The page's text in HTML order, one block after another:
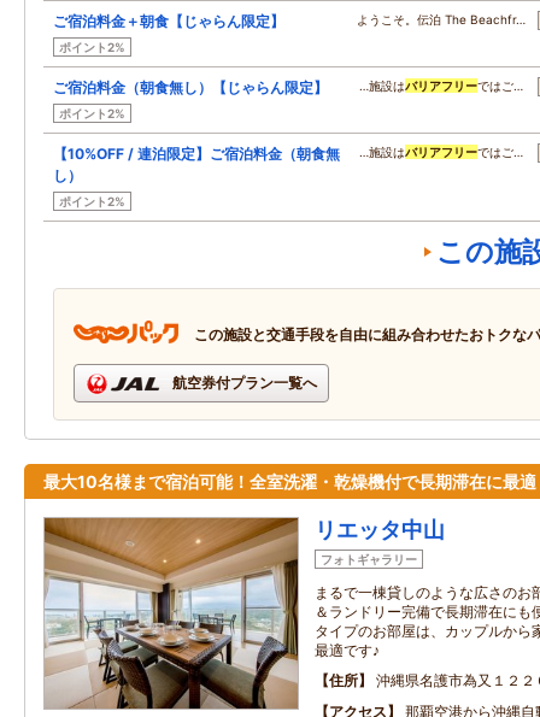
ご宿泊料金＋朝食【じゃらん限定】
ポイント2%
ようこそ。伝泊 The Beachfr…
ご宿泊料金（朝食無し）【じゃらん限定】
ポイント2%
…施設はバリアフリーではご…
【10%OFF / 連泊限定】ご宿泊料金（朝食無
し）
ポイント2%
…施設はバリアフリーではご…
この施
この施設と交通手段を自由に組み合わせたおトクな
航空券付プラン一覧へ
最大10名様まで宿泊可能！全室洗濯・乾燥機付で長期滞在に最適
リエッタ中山
フォトギャラリー
まるで一棟貸しのような広さの
＆ランドリー完備で長期滞在にも
タイプのお部屋は、カップルから
最適です♪
住所
沖縄県名護市為又１２
アクセス
那覇空港から沖縄